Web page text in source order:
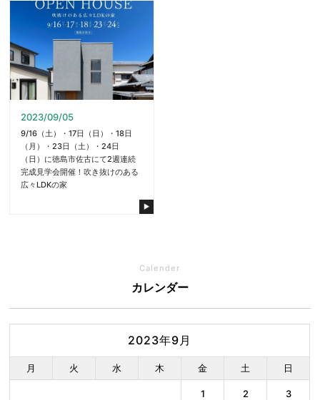
2023/09/05
9/16（土）・17日（日）・18日
（月）・23日（土）・24日
（日）に徳島市佐古にて2週連続
完成見学会開催！吹き抜けのある
広々LDKの家
Calender
カレンダー
2023年9月
月 火 水 木 金 土 日
1 2 3